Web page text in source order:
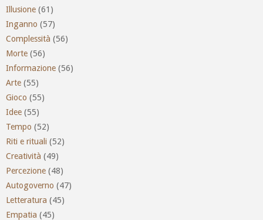
Illusione (61)
Inganno (57)
Complessità (56)
Morte (56)
Informazione (56)
Arte (55)
Gioco (55)
Idee (55)
Tempo (52)
Riti e rituali (52)
Creatività (49)
Percezione (48)
Autogoverno (47)
Letteratura (45)
Empatia (45)